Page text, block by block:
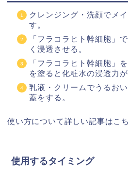
クレンジング・洗顔でメ
す。
「フラコラヒト幹細胞」
く浸透させる。
「フラコラヒト幹細胞」
を塗ると化粧水の浸透力が
乳液・クリームでうるお
蓋をする。
使い方について詳しい記事はこち
使用するタイミング